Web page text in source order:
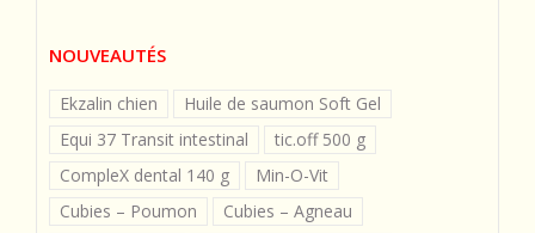
NOUVEAUTÉS
Ekzalin chien
Huile de saumon Soft Gel
Equi 37 Transit intestinal
tic.off 500 g
CompleX dental 140 g
Min-O-Vit
Cubies – Poumon
Cubies – Agneau